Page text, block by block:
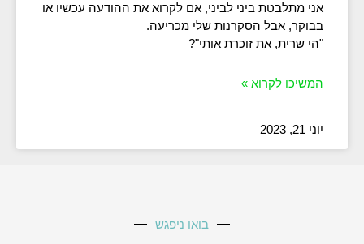
אני מתלבטת ביני לביני, אם לקרוא את ההודעה עכשיו או
בבוקר, אבל הסקרנות שלי מכריעה.
"הי שרית, את זוכרת אותי"?
המשיכו לקרוא »
יוני 21, 2023
בואו ניפגש